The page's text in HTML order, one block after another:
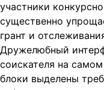
участники
существенно
грант и
Дружелюбный
соискателя на
блоки выделены